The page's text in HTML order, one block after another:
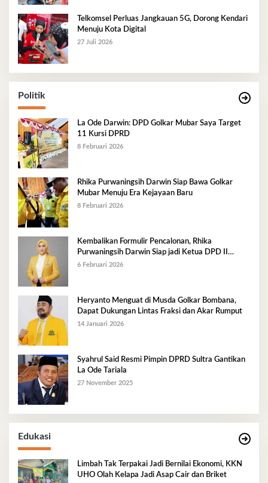
Telkomsel Perluas Jangkauan 5G, Dorong Kendari
Menuju Kota Digital
27 Juli 2026
Politik
La Ode Darwin: DPD Golkar Mubar Saya Target
11 Kursi DPRD
8 Februari 2026
Rhika Purwaningsih Darwin Siap Bawa Golkar
Mubar Menuju Era Kejayaan Baru
8 Februari 2026
Kembalikan Formulir Pencalonan, Rhika
Purwaningsih Darwin Siap jadi Ketua DPD II
Golkar Mubar
6 Februari 2026
Heryanto Menguat di Musda Golkar Bombana,
Dapat Dukungan Lintas Fraksi dan Akar Rumput
14 Januari 2026
Syahrul Said Resmi Pimpin DPRD Sultra Gantikan
La Ode Tariala
27 November 2025
Edukasi
Limbah Tak Terpakai Jadi Bernilai Ekonomi, KKN
UHO Olah Kelapa Jadi Asap Cair dan Briket